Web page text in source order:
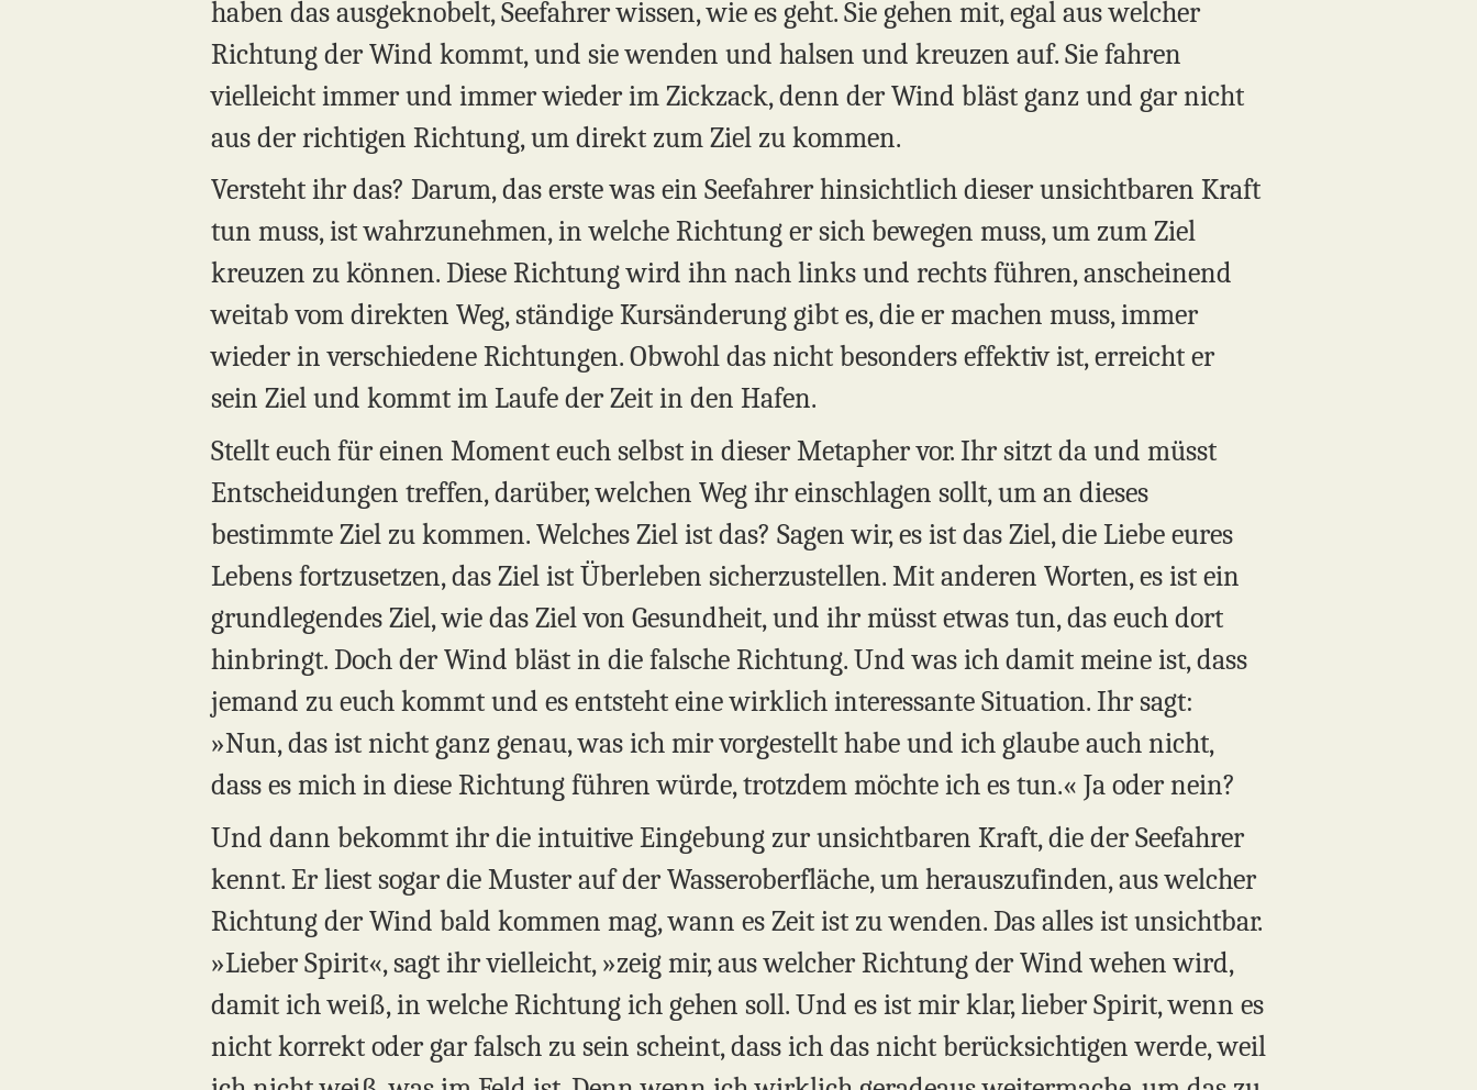
haben das ausgeknobelt, Seefahrer wissen, wie es geht. Sie gehen mit, egal aus welcher
Richtung der Wind kommt, und sie wenden und halsen und kreuzen auf. Sie fahren
vielleicht immer und immer wieder im Zickzack, denn der Wind bläst ganz und gar nicht
aus der richtigen Richtung, um direkt zum Ziel zu kommen.
Versteht ihr das? Darum, das erste was ein Seefahrer hinsichtlich dieser unsichtbaren Kraft
tun muss, ist wahrzunehmen, in welche Richtung er sich bewegen muss, um zum Ziel
kreuzen zu können. Diese Richtung wird ihn nach links und rechts führen, anscheinend
weitab vom direkten Weg, ständige Kursänderung gibt es, die er machen muss, immer
wieder in verschiedene Richtungen. Obwohl das nicht besonders effektiv ist, erreicht er
sein Ziel und kommt im Laufe der Zeit in den Hafen.
Stellt euch für einen Moment euch selbst in dieser Metapher vor. Ihr sitzt da und müsst
Entscheidungen treffen, darüber, welchen Weg ihr einschlagen sollt, um an dieses
bestimmte Ziel zu kommen. Welches Ziel ist das? Sagen wir, es ist das Ziel, die Liebe eures
Lebens fortzusetzen, das Ziel ist Überleben sicherzustellen. Mit anderen Worten, es ist ein
grundlegendes Ziel, wie das Ziel von Gesundheit, und ihr müsst etwas tun, das euch dort
hinbringt. Doch der Wind bläst in die falsche Richtung. Und was ich damit meine ist, dass
jemand zu euch kommt und es entsteht eine wirklich interessante Situation. Ihr sagt:
»Nun, das ist nicht ganz genau, was ich mir vorgestellt habe und ich glaube auch nicht,
dass es mich in diese Richtung führen würde, trotzdem möchte ich es tun.« Ja oder nein?
Und dann bekommt ihr die intuitive Eingebung zur unsichtbaren Kraft, die der Seefahrer
kennt. Er liest sogar die Muster auf der Wasseroberfläche, um herauszufinden, aus welcher
Richtung der Wind bald kommen mag, wann es Zeit ist zu wenden. Das alles ist unsichtbar.
»Lieber Spirit«, sagt ihr vielleicht, »zeig mir, aus welcher Richtung der Wind wehen wird,
damit ich weiß, in welche Richtung ich gehen soll. Und es ist mir klar, lieber Spirit, wenn es
nicht korrekt oder gar falsch zu sein scheint, dass ich das nicht berücksichtigen werde, weil